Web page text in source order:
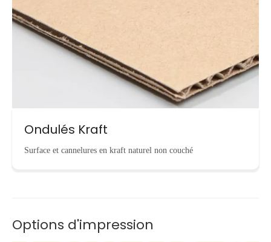
Ondulés Kraft
Surface et cannelures en kraft naturel non couché
Options d'impression